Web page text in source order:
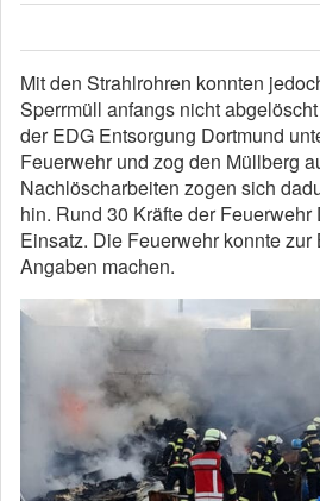
Mit den Strahlrohren konnten
Sperrmüll anfangs nicht
der EDG Entsorgung Dortmund
Feuerwehr und zog den Müllberg
Nachlöscharbeiten zogen sich
hin. Rund 30 Kräfte der
Einsatz. Die Feuerwehr konnte
Angaben machen.